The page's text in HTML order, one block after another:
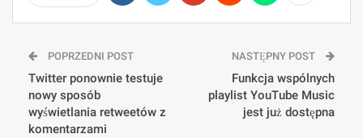
POPRZEDNI POST
Twitter ponownie testuje
nowy sposób
wyświetlania retweetów z
komentarzami
NASTĘPNY POST
Funkcja wspólnych
playlist YouTube Music
jest już dostępna